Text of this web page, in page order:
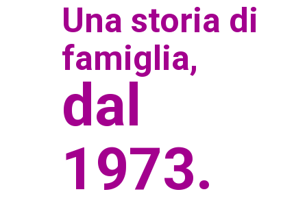
Una storia di
famiglia,
dal
1973.